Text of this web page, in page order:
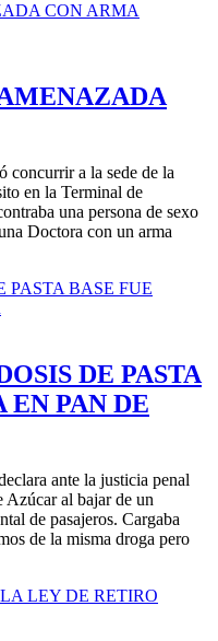
concurrir a la sede de la
en la Terminal de
una persona de sexo
Doctora con un arma
DE PASTA
EN PAN DE
ante la justicia penal
Azúcar al bajar de un
de pasajeros. Cargaba
de la misma droga pero